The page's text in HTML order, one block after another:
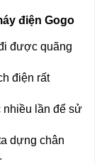
điện Gogo
được quãng
điện rất
nhiều lần để sử
dựng chân